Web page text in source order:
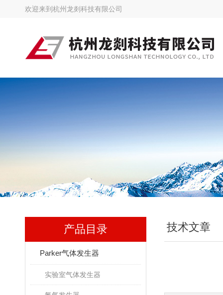
欢迎来到 杭州龙剡科技有限公司
产品目录
Parker气体发生器
实验室气体发生器
技术文章